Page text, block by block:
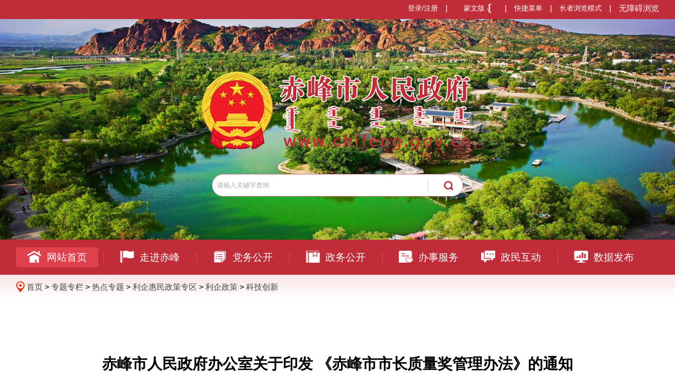
无障碍浏览
长者浏览模式
快捷菜单
蒙文版
登录/注册
网站首页 走进赤峰 党务公开 政务公开 办事服务 政民互动 数据发布
首页 > 专题专栏 > 热点专题 > 利企惠民政策专区 > 利企政策 > 科技创新
赤峰市人民政府办公室关于印发 《赤峰市市长质量奖管理办法》的通知